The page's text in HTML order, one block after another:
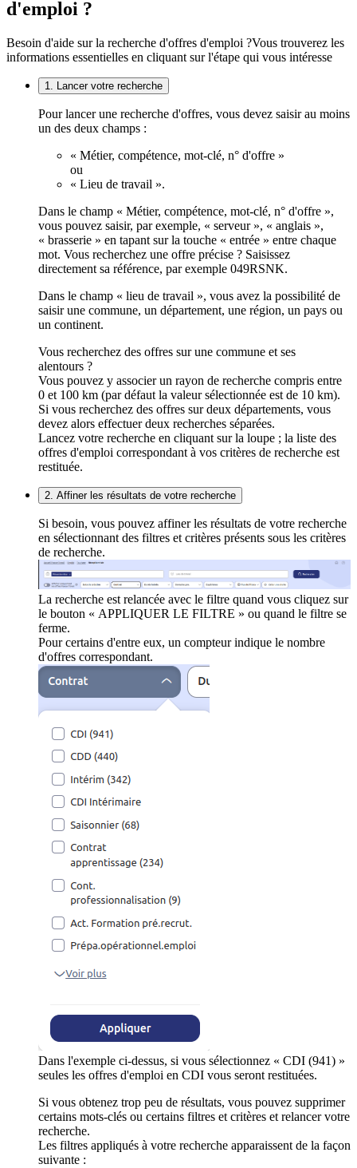
d'emploi ?
Besoin d'aide sur la recherche d'offres d'emploi ?Vous trouverez les
informations essentielles en cliquant sur l'étape qui vous intéresse
1. Lancer votre recherche
Pour lancer une recherche d'offres, vous devez saisir au moins
un des deux champs :
« Métier, compétence, mot-clé, n° d'offre »
ou
« Lieu de travail ».
Dans le champ « Métier, compétence, mot-clé, n° d'offre »,
vous pouvez saisir, par exemple, « serveur », « anglais »,
« brasserie » en tapant sur la touche « entrée » entre chaque
mot. Vous recherchez une offre précise ? Saisissez
directement sa référence, par exemple 049RSNK.
Dans le champ « lieu de travail », vous avez la possibilité de
saisir une commune, un département, une région, un pays ou
un continent.
Vous recherchez des offres sur une commune et ses
alentours ?
Vous pouvez y associer un rayon de recherche compris entre
0 et 100 km (par défaut la valeur sélectionnée est de 10 km).
Si vous recherchez des offres sur deux départements, vous
devez alors effectuer deux recherches séparées.
Lancez votre recherche en cliquant sur la loupe ; la liste des
offres d'emploi correspondant à vos critères de recherche est
restituée.
2. Affiner les résultats de votre recherche
Si besoin, vous pouvez affiner les résultats de votre recherche
en sélectionnant des filtres et critères présents sous les critères
de recherche.
La recherche est relancée avec le filtre quand vous cliquez sur
le bouton « APPLIQUER LE FILTRE » ou quand le filtre se
ferme.
Pour certains d'entre eux, un compteur indique le nombre
d'offres correspondant.
Dans l'exemple ci-dessus, si vous sélectionnez « CDI (941) »
seules les offres d'emploi en CDI vous seront restituées.
Si vous obtenez trop peu de résultats, vous pouvez supprimer
certains mots-clés ou certains filtres et critères et relancer votre
recherche.
Les filtres appliqués à votre recherche apparaissent de la façon
suivante :